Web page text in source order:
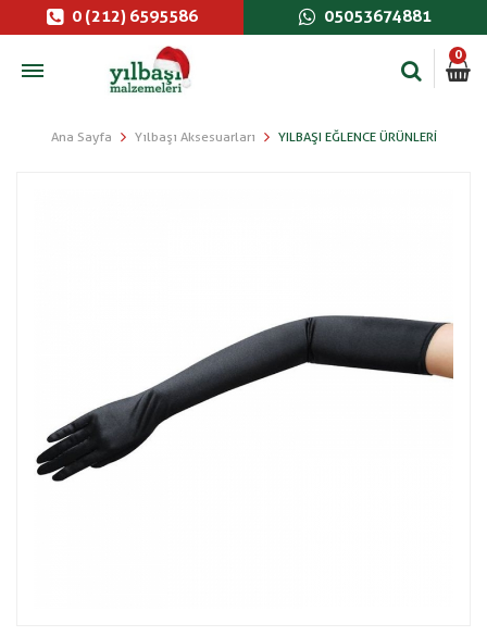
0 (212) 6595586 05053674881
0
Ana Sayfa Yılbaşı Aksesuarları YILBAŞI EĞLENCE ÜRÜNLERI